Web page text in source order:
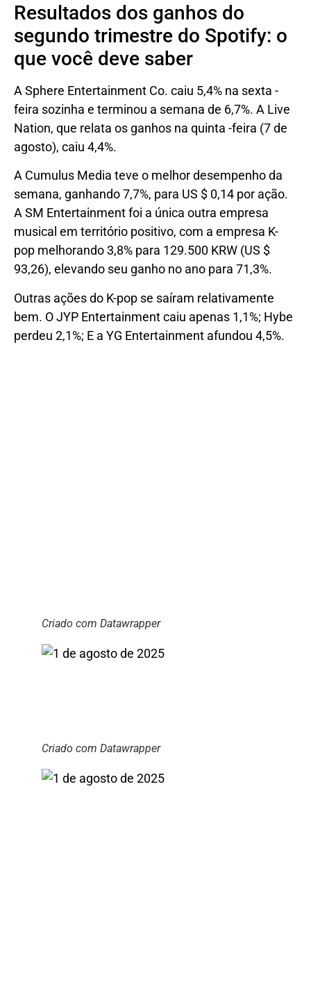
Resultados dos ganhos do
segundo trimestre do Spotify: o
que você deve saber
A Sphere Entertainment Co. caiu 5,4% na sexta -
feira sozinha e terminou a semana de 6,7%. A Live
Nation, que relata os ganhos na quinta -feira (7 de
agosto), caiu 4,4%.
A Cumulus Media teve o melhor desempenho da
semana, ganhando 7,7%, para US $ 0,14 por ação.
A SM Entertainment foi a única outra empresa
musical em território positivo, com a empresa K-
pop melhorando 3,8% para 129.500 KRW (US $
93,26), elevando seu ganho no ano para 71,3%.
Outras ações do K-pop se saíram relativamente
bem. O JYP Entertainment caiu apenas 1,1%; Hybe
perdeu 2,1%; E a YG Entertainment afundou 4,5%.
Criado com Datawrapper
Criado com Datawrapper